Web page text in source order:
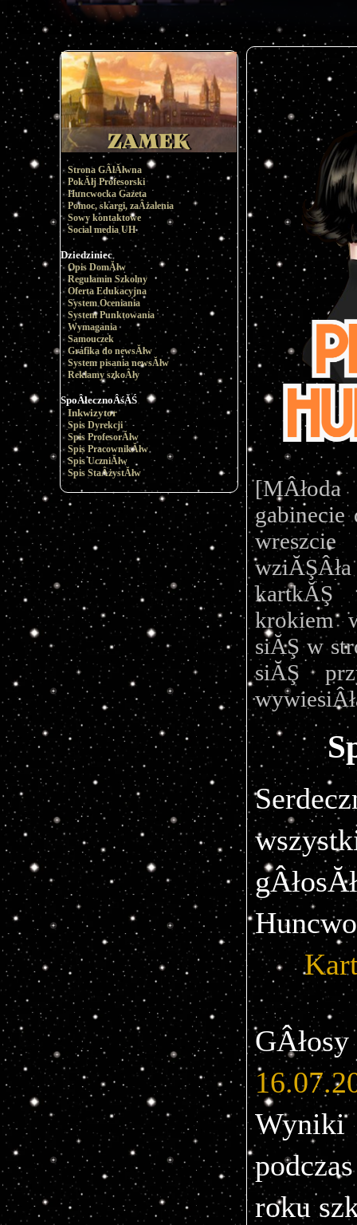
Strona GÂłĂłwna
PokĂłj Profesorski
Huncwocka Gazeta
Pomoc, skargi, zaÂżalenia
Sowy kontaktowe
Social media UH
Dziedziniec
Opis DomĂłw
Regulamin Szkolny
Oferta Edukacyjna
System Oceniania
System Punktowania
Wymagania
Samouczek
Grafika do newsĂłw
System pisania newsĂłw
Reklamy szkoÂły
SpoÂłecznoÂśĂŚ
Inkwizytor
Spis Dyrekcji
Spis ProfesorĂłw
Spis PracownikĂłw
Spis UczniĂłw
Spis StaÂżystĂłw
kartkĂŞ
krokiem
siĂŞ w
siĂŞ
Wyniki
roku